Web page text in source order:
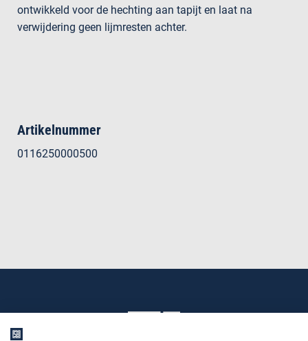
ontwikkeld voor de hechting aan tapijt en laat na
verwijdering geen lijmresten achter.
Artikelnummer
0116250000500